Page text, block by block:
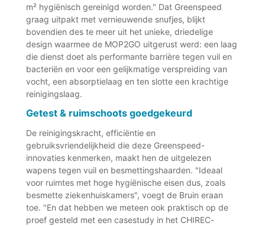
m² hygiënisch gereinigd worden." Dat Greenspeed
graag uitpakt met vernieuwende snufjes, blijkt
bovendien des te meer uit het unieke, driedelige
design waarmee de MOP2GO uitgerust werd: een laag
die dienst doet als performante barrière tegen vuil en
bacteriën en voor een gelijkmatige verspreiding van
vocht, een absorptielaag en ten slotte een krachtige
reinigingslaag.
Getest & ruimschoots goedgekeurd
De reinigingskracht, efficiëntie en
gebruiksvriendelijkheid die deze Greenspeed-
innovaties kenmerken, maakt hen de uitgelezen
wapens tegen vuil en besmettingshaarden. "Ideaal
voor ruimtes met hoge hygiënische eisen dus, zoals
besmette ziekenhuiskamers", voegt de Bruin eraan
toe. "En dat hebben we meteen ook praktisch op de
proef gesteld met een casestudy in het CHIREC-